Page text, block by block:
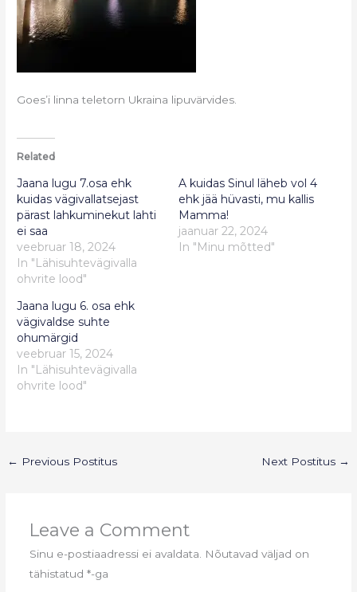
Goes’i linna teletorn Ukraina lipuvärvides.
Related
Jaana lugu 7.osa ehk
kuidas vägivallatsejast
pärast lahkuminekut lahti
ei saa
veebruar 18, 2024
In "Lähisuhtevägivalla
ohvrite lood"
A kuidas Sinul läheb vol 4
ehk jää hüvasti, mu kallis
Mamma!
jaanuar 22, 2024
In "Minu mõtted"
Jaana lugu 6. osa ehk
vägivaldse suhte
ohumärgid
veebruar 15, 2024
In "Lähisuhtevägivalla
ohvrite lood"
← Previous Postitus Next Postitus →
Leave a Comment
Sinu e-postiaadressi ei avaldata.
Nõutavad väljad on
tähistatud *-ga